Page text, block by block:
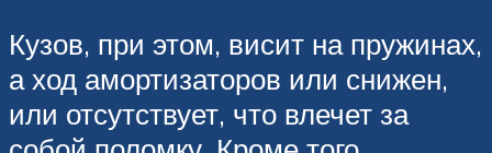
Кузов, при этом, висит на пружинах,
а ход амортизаторов или снижен,
или отсутствует, что влечет за